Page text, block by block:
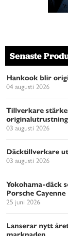
Senaste
Hankook blir
04 augusti 2026
Tillverkare
originalutrustning
03 augusti 2026
Däcktillverkare
03 augusti 2026
Yokohama-däck
Porsche Cayenne
25 juni 2026
Lanserar nytt
marknaden